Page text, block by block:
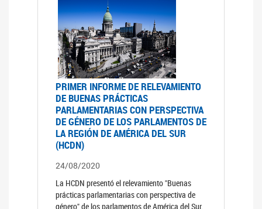
PRIMER INFORME DE RELEVAMIENTO
DE BUENAS PRÁCTICAS
PARLAMENTARIAS CON PERSPECTIVA
DE GÉNERO DE LOS PARLAMENTOS DE
LA REGIÓN DE AMÉRICA DEL SUR
(HCDN)
24/08/2020
La HCDN presentó el relevamiento "Buenas
prácticas parlamentarias con perspectiva de
género" de los parlamentos de América del Sur,